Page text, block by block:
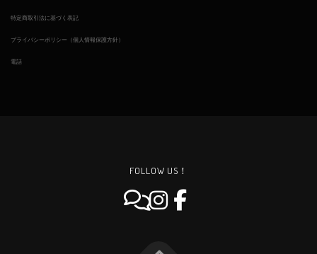
特定商取引法に基づく表記
プライバシーポリシー（個人情報保護方針）
電話
FOLLOW US！